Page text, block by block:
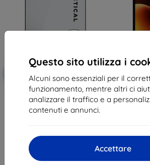
Questo sito utilizza i
Alcuni sono essenziali per il
funzionamento, mentre altri ci
analizzare il traffico e a
contenuti e annunci.
Accettare
Codice
sconto
Tactical Glass Shield 5D per
Samsung Galaxy Z Flip 8, nero,
esterno, 57983130475
11,90 €
In magazzino > 5 pz
-10%
Vetro
per
In